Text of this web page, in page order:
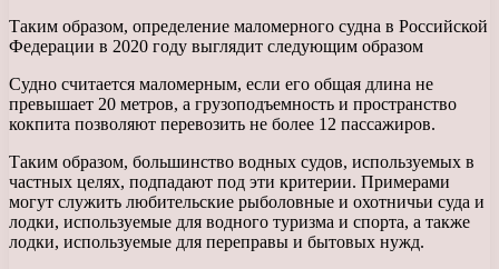
Таким образом, определение маломерного судна в Российской
Федерации в 2020 году выглядит следующим образом
Судно считается маломерным, если его общая длина не
превышает 20 метров, а грузоподъемность и пространство
кокпита позволяют перевозить не более 12 пассажиров.
Таким образом, большинство водных судов, используемых в
частных целях, подпадают под эти критерии. Примерами
могут служить любительские рыболовные и охотничьи суда и
лодки, используемые для водного туризма и спорта, а также
лодки, используемые для переправы и бытовых нужд.